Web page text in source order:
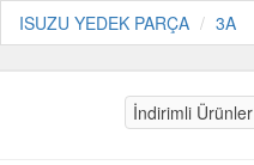
ISUZU YEDEK PARÇA 3A
İndirimli Ürünler